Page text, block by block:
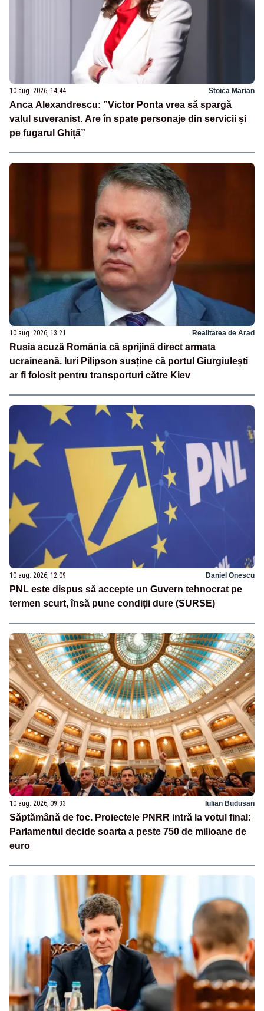
10 aug. 2026, 14:44 Stoica Marian
Anca Alexandrescu: ”Victor Ponta vrea să spargă
valul suveranist. Are în spate personaje din servicii și
pe fugarul Ghiță”
10 aug. 2026, 13:21 Realitatea de Arad
Rusia acuză România că sprijină direct armata
ucraineană. Iuri Pilipson susține că portul Giurgiulești
ar fi folosit pentru transporturi către Kiev
10 aug. 2026, 12:09 Daniel Onescu
PNL este dispus să accepte un Guvern tehnocrat pe
termen scurt, însă pune condiții dure (SURSE)
10 aug. 2026, 09:33 Iulian Budusan
Săptămână de foc. Proiectele PNRR intră la votul final:
Parlamentul decide soarta a peste 750 de milioane de
euro